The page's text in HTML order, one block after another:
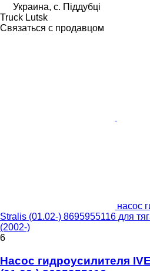
Украина, с. Піддубці
Truck Lutsk
Связаться с продавцом
насос
Stralis (01.02-) 8695955116 для
(2002-)
6
Насос гидроусилителя